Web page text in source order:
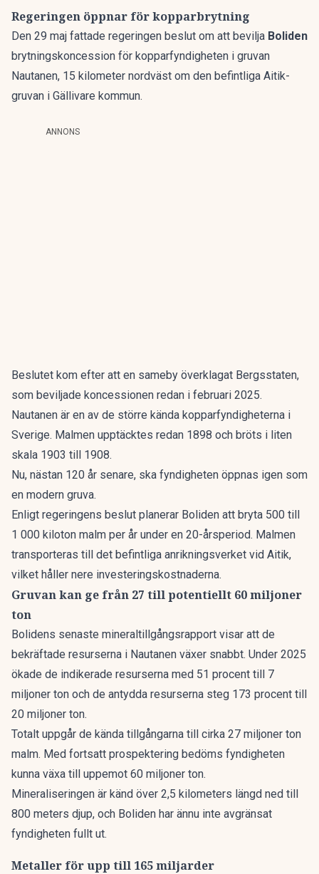
Regeringen öppnar för kopparbrytning
Den 29 maj fattade regeringen beslut om att bevilja Boliden
brytningskoncession för kopparfyndigheten i gruvan
Nautanen, 15 kilometer nordväst om den befintliga Aitik-
gruvan i Gällivare kommun.
ANNONS
Beslutet kom efter att en sameby överklagat Bergsstaten,
som beviljade koncessionen redan i februari 2025.
Nautanen är en av de större kända kopparfyndigheterna i
Sverige. Malmen upptäcktes redan 1898 och bröts i liten
skala 1903 till 1908.
Nu, nästan 120 år senare, ska fyndigheten öppnas igen som
en modern gruva.
Enligt regeringens beslut planerar Boliden att bryta 500 till
1 000 kiloton malm per år under en 20-årsperiod. Malmen
transporteras till det befintliga anrikningsverket vid Aitik,
vilket håller nere investeringskostnaderna.
Gruvan kan ge från 27 till potentiellt 60 miljoner
ton
Bolidens senaste mineraltillgångsrapport visar att de
bekräftade resurserna i Nautanen växer snabbt. Under 2025
ökade de indikerade resurserna med 51 procent till 7
miljoner ton och de antydda resurserna steg 173 procent till
20 miljoner ton.
Totalt uppgår de kända tillgångarna till cirka 27 miljoner ton
malm. Med fortsatt prospektering bedöms fyndigheten
kunna växa till uppemot 60 miljoner ton.
Mineraliseringen är känd över 2,5 kilometers längd ned till
800 meters djup, och Boliden har ännu inte avgränsat
fyndigheten fullt ut.
Metaller för upp till 165 miljarder